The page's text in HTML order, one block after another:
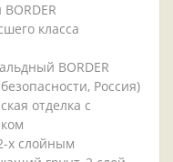
класса
BORDER
Россия)
отделка с
х слойным